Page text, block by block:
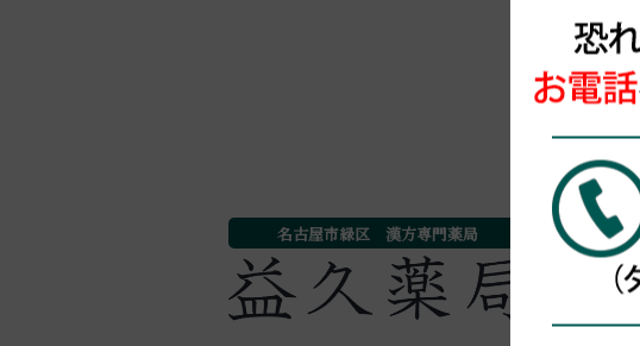
名古屋市緑区 漢方専門薬局